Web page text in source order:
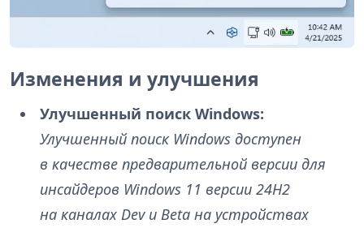
Изменения и улучшения
Улучшенный поиск Windows:
Улучшенный поиск Windows доступен
в качестве предварительной версии для
инсайдеров Windows 11 версии 24H2
на каналах Dev и Beta на устройствах